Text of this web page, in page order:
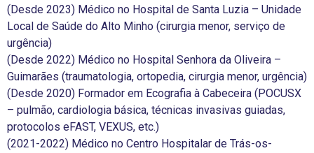
(Desde 2023) Médico no Hospital de Santa Luzia – Unidade
Local de Saúde do Alto Minho (cirurgia menor, serviço de
urgência)
(Desde 2022) Médico no Hospital Senhora da Oliveira –
Guimarães (traumatologia, ortopedia, cirurgia menor, urgência)
(Desde 2020) Formador em Ecografia à Cabeceira (POCUSX
– pulmão, cardiologia básica, técnicas invasivas guiadas,
protocolos eFAST, VEXUS, etc.)
(2021-2022) Médico no Centro Hospitalar de Trás-os-